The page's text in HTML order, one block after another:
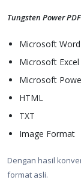
Tungsten Power PDF
Microsoft Word
Microsoft Excel
Microsoft
HTML
TXT
Image Format
Dengan hasil
format asli.